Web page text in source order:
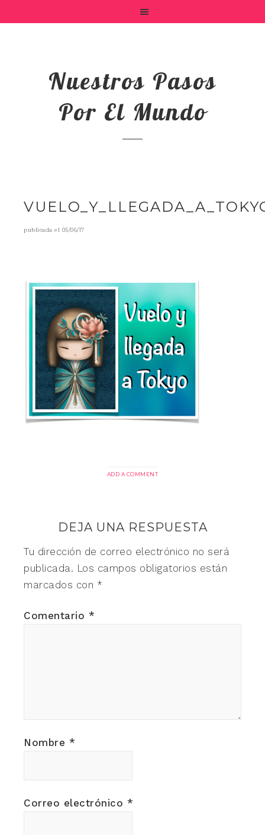
Nuestros Pasos
Por El Mundo
publicada el 05/06/17
ADD A COMMENT
DEJA UNA RESPUESTA
Tu dirección de correo electrónico no será
publicada. Los campos obligatorios están
marcados con *
Comentario *
Nombre *
Correo electrónico *